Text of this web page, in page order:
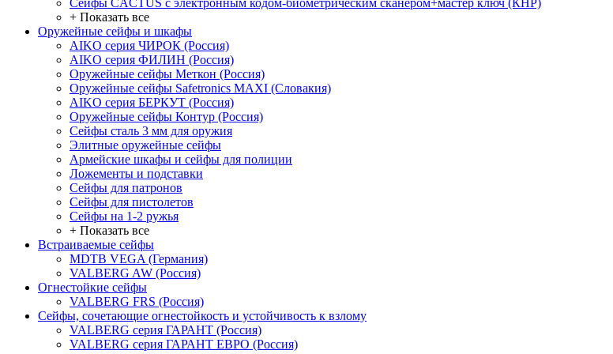
Сейфы CACTUS с электронным кодом-биометрическим сканером+мастер ключ (КНР)
+ Показать все
Оружейные сейфы и шкафы
AIKO серия ЧИРОК (Россия)
AIKO серия ФИЛИН (Россия)
Оружейные сейфы Меткон (Россия)
Оружейные сейфы Safetronics MAXI (Словакия)
AIKO серия БЕРКУТ (Россия)
Оружейные сейфы Контур (Россия)
Сейфы сталь 3 мм для оружия
Элитные оружейные сейфы
Армейские шкафы и сейфы для полиции
Ложементы и подставки
Сейфы для патронов
Сейфы для пистолетов
Сейфы на 1-2 ружья
+ Показать все
Встраиваемые сейфы
MDTB VEGA (Германия)
VALBERG AW (Россия)
Огнестойкие сейфы
VALBERG FRS (Россия)
Сейфы, сочетающие огнестойкость и устойчивость к взлому
VALBERG серия ГАРАНТ (Россия)
VALBERG серия ГАРАНТ ЕВРО (Россия)